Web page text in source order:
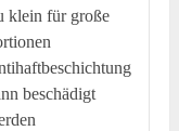
klein für große
beschädigt